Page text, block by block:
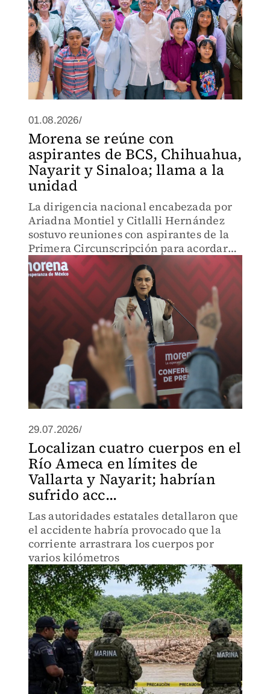
01.08.2026/
Morena se reúne con
aspirantes de BCS, Chihuahua,
Nayarit y Sinaloa; llama a la
unidad
La dirigencia nacional encabezada por
Ariadna Montiel y Citlalli Hernández
sostuvo reuniones con aspirantes de la
Primera Circunscripción para acordar
unidad, frenar ataques internos y
comunicar las fechas del proceso.
29.07.2026/
Localizan cuatro cuerpos en el
Río Ameca en límites de
Vallarta y Nayarit; habrían
sufrido acc...
Las autoridades estatales detallaron que
el accidente habría provocado que la
corriente arrastrara los cuerpos por
varios kilómetros